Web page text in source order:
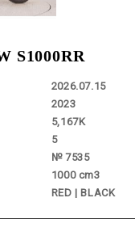
S1000RR
2026.07.15
2023
5,167K
5
№ 7535
1000 cm3
RED | BLACK